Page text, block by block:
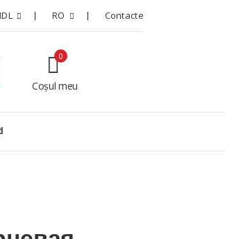
RO Contacte
Coșul meu
0